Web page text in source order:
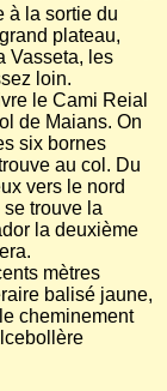
à la sortie du
plateau,
Vasseta, les
loin.
le Cami Reial
de Maians. On
six bornes
au col. Du
vers le nord
trouve la
la deuxième
mètres
balisé jaune,
cheminement